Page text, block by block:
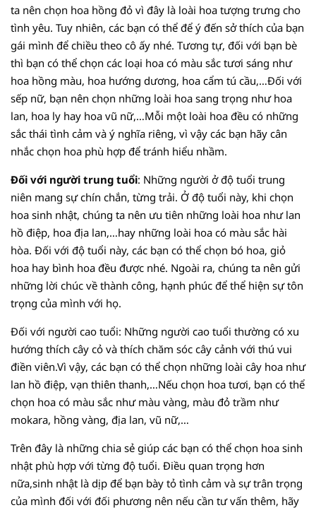
ta nên chọn hoa hồng đỏ vì đây là loài hoa tượng trưng cho
tình yêu. Tuy nhiên, các bạn có thể để ý đến sở thích của bạn
gái mình để chiều theo cô ấy nhé. Tương tự, đối với bạn bè
thì bạn có thể chọn các loại hoa có màu sắc tươi sáng như
hoa hồng màu, hoa hướng dương, hoa cẩm tú cầu,…Đối với
sếp nữ, bạn nên chọn những loài hoa sang trọng như hoa
lan, hoa ly hay hoa vũ nữ,…Mỗi một loài hoa đều có những
sắc thái tình cảm và ý nghĩa riêng, vì vậy các bạn hãy cân
nhắc chọn hoa phù hợp để tránh hiểu nhầm.
Đối với người trung tuổi: Những người ở độ tuổi trung
niên mang sự chín chắn, từng trải. Ở độ tuổi này, khi chọn
hoa sinh nhật, chúng ta nên ưu tiên những loài hoa như lan
hồ điệp, hoa địa lan,…hay những loài hoa có màu sắc hài
hòa. Đối với độ tuổi này, các bạn có thể chọn bó hoa, giỏ
hoa hay bình hoa đều được nhé. Ngoài ra, chúng ta nên gửi
những lời chúc về thành công, hạnh phúc để thể hiện sự tôn
trọng của mình với họ.
Đối với người cao tuổi: Những người cao tuổi thường có xu
hướng thích cây cỏ và thích chăm sóc cây cảnh với thú vui
điền viên.Vì vậy, các bạn có thể chọn những loài cây hoa như
lan hồ điệp, vạn thiên thanh,…Nếu chọn hoa tươi, bạn có thể
chọn hoa có màu sắc như màu vàng, màu đỏ trầm như
mokara, hồng vàng, địa lan, vũ nữ,…
Trên đây là những chia sẻ giúp các bạn có thể chọn hoa sinh
nhật phù hợp với từng độ tuổi. Điều quan trọng hơn
nữa,sinh nhật là dịp để bạn bày tỏ tình cảm và sự trân trọng
của mình đối với đối phương nên nếu cần tư vấn thêm, hãy